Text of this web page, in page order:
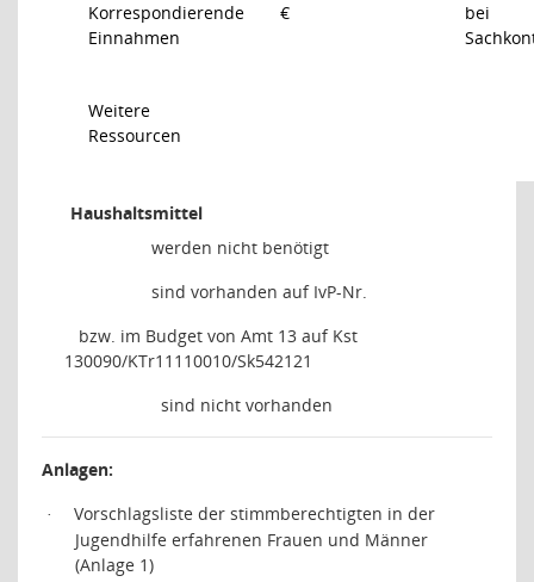
Korrespondierende
Einnahmen
€
bei
Weitere
Ressourcen
Haushaltsmittel
werden nicht benötigt
sind vorhanden auf IvP-Nr.
bzw. im Budget von Amt 13 auf Kst
130090/KTr11110010/Sk542121
sind nicht vorhanden
Anlagen:
·
Vorschlagsliste der stimmberechtigten in der
Jugendhilfe erfahrenen Frauen und Männer
(Anlage 1)